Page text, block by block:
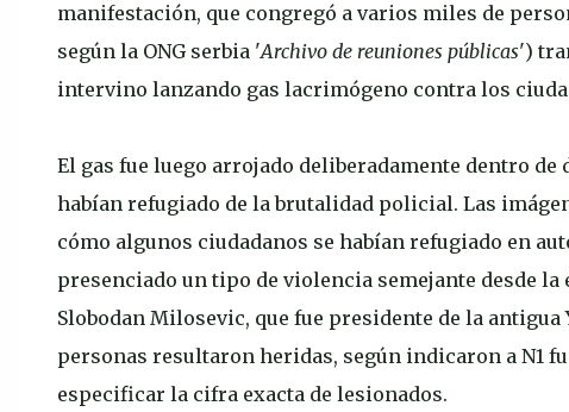
manifestación, que congregó a varios miles de
según la ONG serbia 'Archivo de reuniones públicas')
intervino lanzando gas lacrimógeno contra los
El gas fue luego arrojado deliberadamente dentro
habían refugiado de la brutalidad policial. Las
cómo algunos ciudadanos se habían refugiado en
presenciado un tipo de violencia semejante desde
Slobodan Milosevic, que fue presidente de la antigua
personas resultaron heridas, según indicaron a N1
especificar la cifra exacta de lesionados.